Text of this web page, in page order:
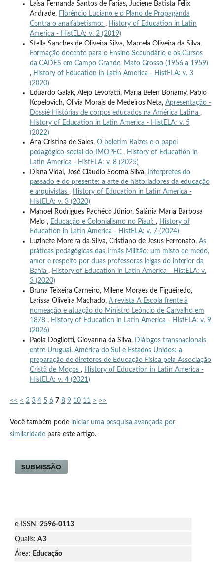
Laísa Fernanda Santos de Farias, Juciene Batista Félix
Andrade, Florêncio Luciano e o Plano de Propaganda
Contra o analfabetismo: , History of Education in Latin
America - HistELA: v. 2 (2019)
Stella Sanches de Oliveira Silva, Marcela Oliveira da Silva,
Formação docente para o Ensino Secundário e os Cursos
da CADES em Campo Grande, Mato Grosso (1956 a 1959)
, History of Education in Latin America - HistELA: v. 3
(2020)
Eduardo Galak, Alejo Levoratti, María Belen Bonamy, Pablo
Kopelovich, Olivia Morais de Medeiros Neta, Apresentação -
Dossiê Histórias de corpos educados na América Latina ,
History of Education in Latin America - HistELA: v. 5
(2022)
Ana Cristina de Sales, O boletim Raízes e o papel
pedagógico-social do IMOPEC , History of Education in
Latin America - HistELA: v. 8 (2025)
Diana Vidal, José Cláudio Sooma Silva,
Interpretes do
passado e do presente: a arte de historiadores da educação
e arquivistas , History of Education in Latin America -
HistELA: v. 3 (2020)
Manoel Rodrigues Pachêco Júnior, Salânia Maria Barbosa
Melo , Educação e Colonialismo no Piauí: , History of
Education in Latin America - HistELA: v. 7 (2024)
Luzinete Moreira da Silva, Cristiano de Jesus Ferronato, As
práticas pedagógicas das Irmãs Militão: um misto de medo,
amor e respeito por duas professoras leigas do interior da
Bahia , History of Education in Latin America - HistELA: v.
3 (2020)
Bruna Teixeira Carneiro, Milene Moraes de Figueiredo,
Larissa Oliveira Machado, A revista A Escola frente à
nomeação e atuação do Ministro Leôncio de Carvalho em
1878 , History of Education in Latin America - HistELA: v. 9
(2026)
Paola Dogliotti, Giovanna da Silva, Diálogos transnacionais
entre Uruguai, América do Sul e Estados Unidos: a
preparação de diretores de Educação Física pela Associação
Cristã de Moços , History of Education in Latin America -
HistELA: v. 4 (2021)
<< < 2 3 4 5 6 7 8 9 10 11 > >>
Você também pode iniciar uma pesquisa avançada por
similaridadepara este artigo.
SUBMISSÃO
e-ISSN: 2596-0113
Qualis: A3
Área: Educação